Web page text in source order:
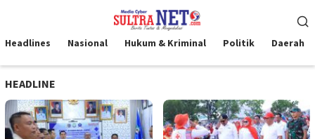
kontenMobile
Headlines Nasional Hukum & Kriminal Politik Daerah
HEADLINE